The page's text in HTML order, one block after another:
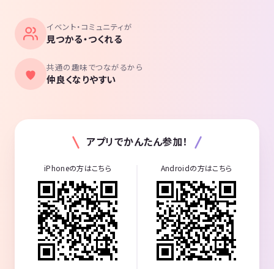
イベント・コミュニティが
見つかる・つくれる
共通の趣味でつながるから
仲良くなりやすい
アプリでかんたん参加！
iPhoneの方はこちら Androidの方はこちら